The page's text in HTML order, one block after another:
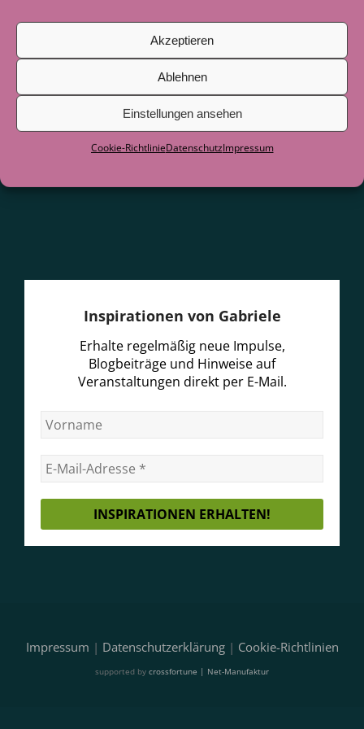
Akzeptieren
Ablehnen
Einstellungen ansehen
Cookie-RichtlinieDatenschutzImpressum
Juni 2026
Als der See zum Lehrer wurde29. Juni
Inspirationen von Gabriele
Erhalte regelmäßig neue Impulse,
Blogbeiträge und Hinweise auf
Veranstaltungen direkt per E-Mail.
Impressum | Datenschutzerklärung| Cookie-Richtlinien
supported by crossfortune | Net-Manufaktur